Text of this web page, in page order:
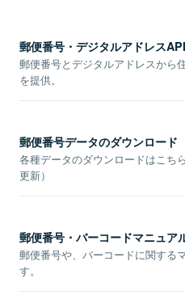
郵便番号・デジタルアドレスAPI
郵便番号とデジタルアドレスから
を提供。
郵便番号データのダウンロード
各種データのダウンロードはこち
更新）
郵便番号・バーコードマニュア
郵便番号や、バーコードに関する
す。